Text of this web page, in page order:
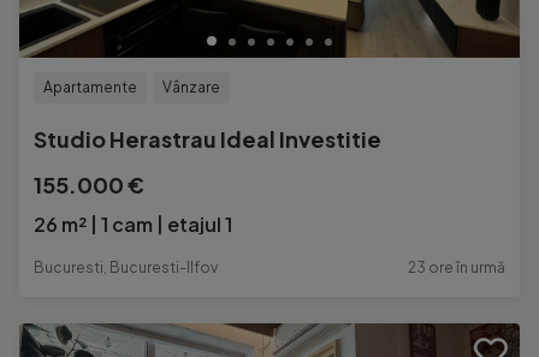
Apartamente Vânzare
Studio Herastrau Ideal Investitie
155.000 €
26 m² 1 cam etajul 1
Bucuresti, Bucuresti-Ilfov 23 ore în urmă